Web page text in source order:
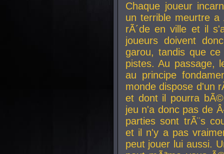
Chaque joueur
un terrible meurtre
rÃ´de en ville et il
joueurs doivent
garou, tandis que
pistes. Au passage,
au principe
monde dispose d'un
et dont il pourra
jeu n'a donc pas de
parties sont trÃ¨s
et il n'y a pas
peut jouer lui aussi.